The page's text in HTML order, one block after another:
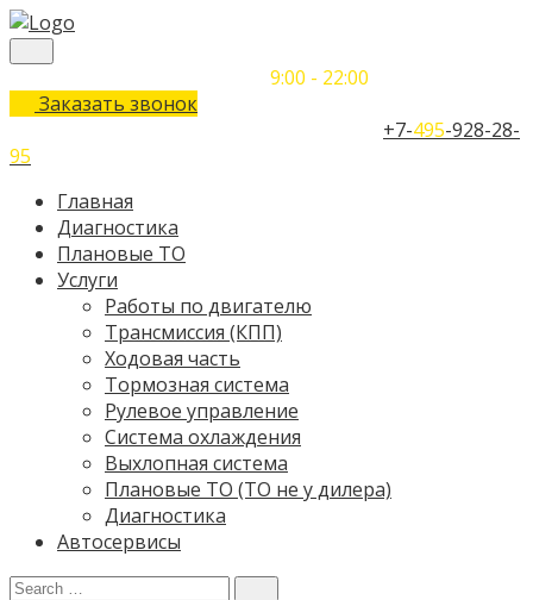
9:00 - 22:00
Заказать звонок
+7-495-928-28-
95
Главная
Диагностика
Плановые ТО
Услуги
Работы по двигателю
Трансмиссия (КПП)
Ходовая часть
Тормозная система
Рулевое управление
Система охлаждения
Выхлопная система
Плановые ТО (ТО не у дилера)
Диагностика
Автосервисы